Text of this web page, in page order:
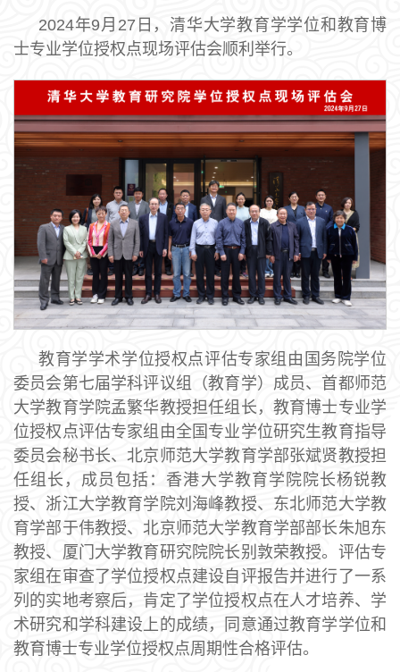
2024年9月27日，清华大学教育学学位和教育博
士专业学位授权点现场评估会顺利举行。
教育学学术学位授权点评估专家组由国务院学位
委员会第七届学科评议组（教育学）成员、首都师范
大学教育学院孟繁华教授担任组长，教育博士专业学
位授权点评估专家组由全国专业学位研究生教育指导
委员会秘书长、北京师范大学教育学部张斌贤教授担
任组长，成员包括：香港大学教育学院院长杨锐教
授、浙江大学教育学院刘海峰教授、东北师范大学教
育学部于伟教授、北京师范大学教育学部部长朱旭东
教授、厦门大学教育研究院院长别敦荣教授。评估专
家组在审查了学位授权点建设自评报告并进行了一系
列的实地考察后，肯定了学位授权点在人才培养、学
术研究和学科建设上的成绩，同意通过教育学学位和
教育博士专业学位授权点周期性合格评估。